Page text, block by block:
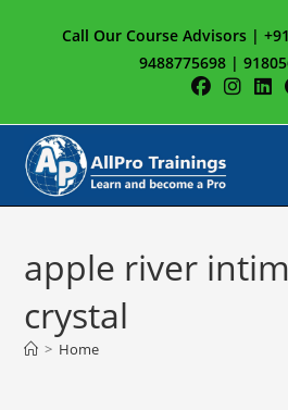
Call Our Course Advisors |
9488775698 |
apple river
crystal
> Home